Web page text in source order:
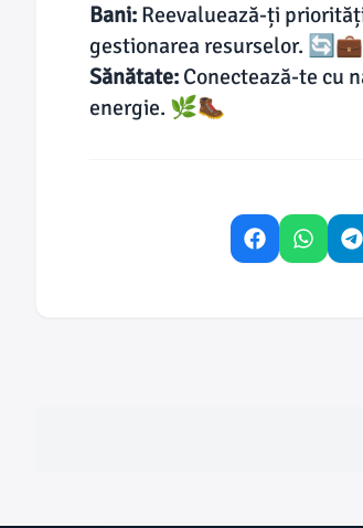
Bani: Reevaluează-ți
gestionarea resurselor. 🔄💼
Sănătate: Conectează-te cu
energie. 🌿🥾